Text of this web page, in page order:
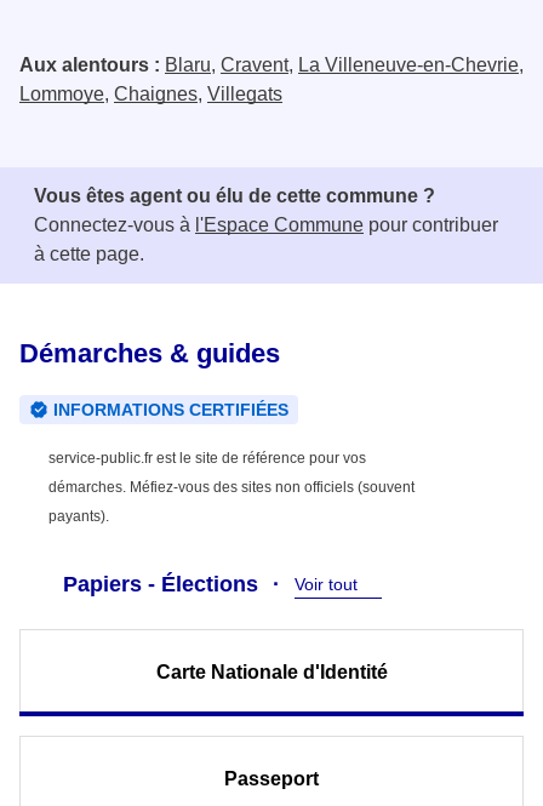
Aux alentours : Blaru, Cravent, La Villeneuve-en-Chevrie,
Lommoye, Chaignes, Villegats
Vous êtes agent ou élu de cette commune ?
Connectez-vous à l'Espace Commune pour contribuer
à cette page.
Démarches & guides
INFORMATIONS CERTIFIÉES
service-public.fr est le site de référence pour vos
démarches. Méfiez-vous des sites non officiels (souvent
payants).
Papiers - Élections Voir tout
Carte Nationale d'Identité
Passeport